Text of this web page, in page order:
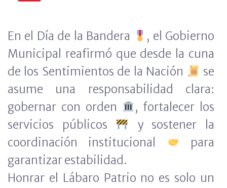
En el Día de la Bandera
, el Gobierno
Municipal reafirmó que desde la cuna
de los Sentimientos de la Nación
se
asume una responsabilidad clara:
gobernar con orden
, fortalecer los
servicios públicos
y sostener la
coordinación institucional
para
garantizar estabilidad.
Honrar el Lábaro Patrio no es solo un